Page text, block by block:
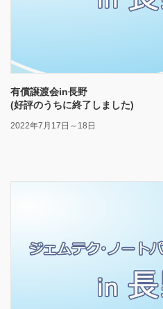
有償譲渡会in長野
(好評のうちに終了しました)
2022年7月17日～18日